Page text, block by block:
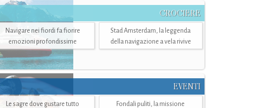
CROCIERE
Navigare nei fiordi fa fiorire
emozioni profondissime
Stad Amsterdam, la leggenda
della navigazione a vela rivive
EVENTI
Le sagre dove gustare tutto
Fondali puliti, la missione